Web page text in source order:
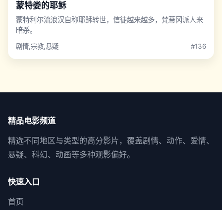
蒙特娄的耶稣
蒙特利尔流浪汉自称耶稣转世，信徒越来越多，梵蒂冈派人来
暗杀。
剧情,宗教,悬疑 #136
精品电影频道
精选不同地区与类型的高分影片，覆盖剧情、动作、爱情、
悬疑、科幻、动画等多种观影偏好。
快速入口
首页